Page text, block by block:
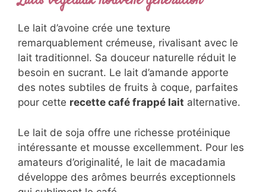
Alternatives et
substitutions créatives
Laits végétaux nouvelle génération
Le lait d’avoine crée une texture
remarquablement crémeuse, rivalisant avec le
lait traditionnel. Sa douceur naturelle réduit le
besoin en sucrant. Le lait d’amande apporte
des notes subtiles de fruits à coque, parfaites
pour cette recette café frappé lait